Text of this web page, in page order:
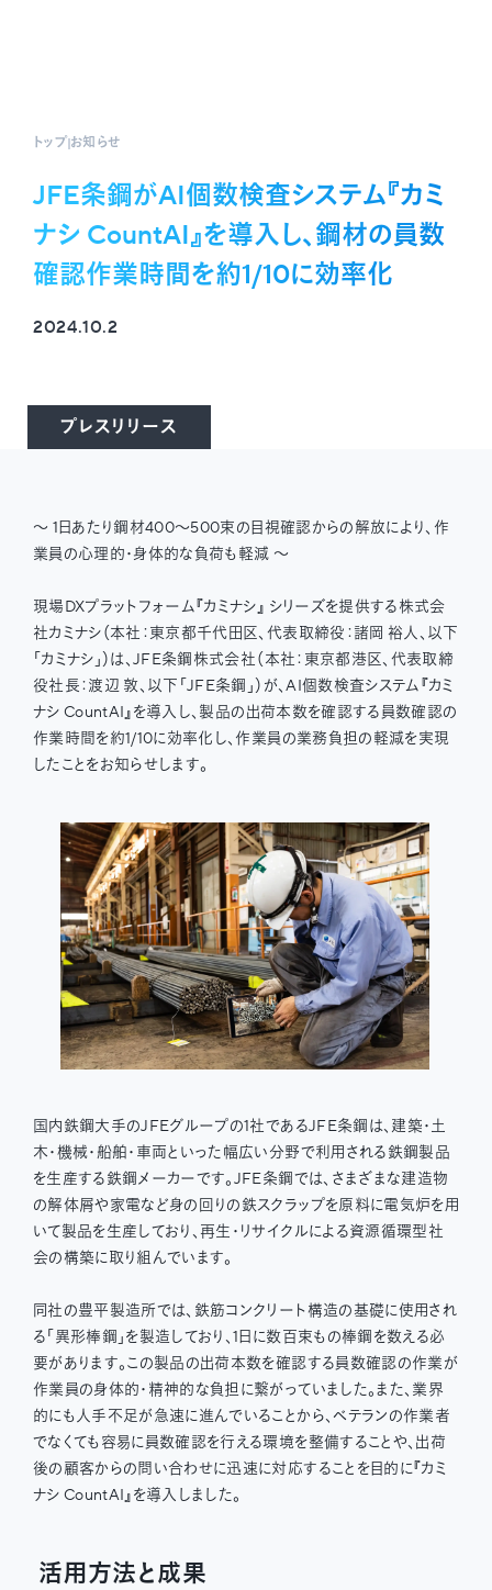
トップお知らせ
JFE条鋼がAI個数検査システム『カミ
ナシ CountAI』を導入し、鋼材の員数
確認作業時間を約1/10に効率化
2024.10.2
プレスリリース
〜 1日あたり鋼材400〜500束の目視確認からの解放により、作
業員の心理的・身体的な負荷も軽減 〜
現場DXプラットフォーム『カミナシ』 シリーズを提供する株式会
社カミナシ（本社：東京都千代田区、代表取締役：諸岡 裕人、以下
「カミナシ」）は、JFE条鋼株式会社（本社：東京都港区、代表取締
役社長：渡辺 敦、以下「JFE条鋼」）が、AI個数検査システム『カミ
ナシ CountAI』を導入し、製品の出荷本数を確認する員数確認の
作業時間を約1/10に効率化し、作業員の業務負担の軽減を実現
したことをお知らせします。
国内鉄鋼大手のJFEグループの1社であるJFE条鋼は、建築・土
木・機械・船舶・車両といった幅広い分野で利用される鉄鋼製品
を生産する鉄鋼メーカーです。JFE条鋼では、さまざまな建造物
の解体屑や家電など身の回りの鉄スクラップを原料に電気炉を用
いて製品を生産しており、再生・リサイクルによる資源循環型社
会の構築に取り組んでいます。
同社の豊平製造所では、鉄筋コンクリート構造の基礎に使用され
る「異形棒鋼」を製造しており、1日に数百束もの棒鋼を数える必
要があります。この製品の出荷本数を確認する員数確認の作業が
作業員の身体的・精神的な負担に繋がっていました。また、業界
的にも人手不足が急速に進んでいることから、ベテランの作業者
でなくても容易に員数確認を行える環境を整備することや、出荷
後の顧客からの問い合わせに迅速に対応することを目的に『カミ
ナシ CountAI』を導入しました。
活用方法と成果